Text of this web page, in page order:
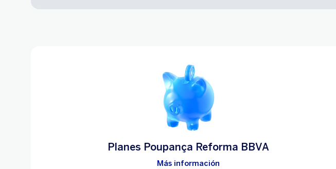
Planes Poupança Reforma BBVA
Más información